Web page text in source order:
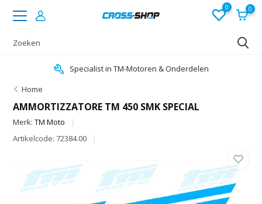
0 0
Specialist in TM-Motoren & Onderdelen
Home
AMMORTIZZATORE TM 450 SMK SPECIAL
Merk:TM Moto
Artikelcode: 72384.00